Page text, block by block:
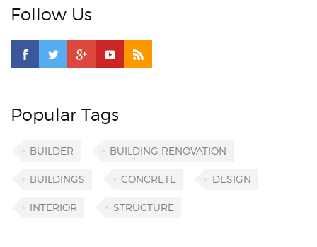
Follow Us
Popular Tags
BUILDER BUILDING RENOVATION
BUILDINGS CONCRETE DESIGN
INTERIOR STRUCTURE